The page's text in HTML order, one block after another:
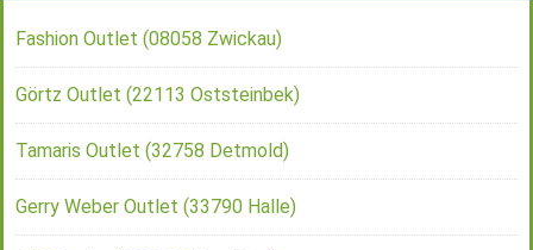
Fashion Outlet (08058 Zwickau)
Görtz Outlet (22113 Oststeinbek)
Tamaris Outlet (32758 Detmold)
Gerry Weber Outlet (33790 Halle)